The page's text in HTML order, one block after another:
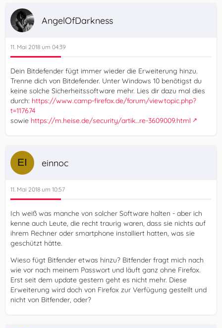
AngelOfDarkness
11. Mai 2018 um 04:39
Dein Bitdefender fügt immer wieder die Erweiterung hinzu.
Trenne dich von Bitdefender. Unter Windows 10 benötigst du
keine solche Sicherheitssoftware mehr. Lies dir dazu mal dies
durch: https://www.camp-firefox.de/forum/viewtopic.php?
t=117674
sowie https://m.heise.de/security/artik…re-3609009.html
einnoc
11. Mai 2018 um 10:57
Ich weiß was manche von solcher Software halten - aber ich
kenne auch Leute, die recht traurig waren, dass sie nichts auf
ihrem Rechner oder smartphone installiert hatten, was sie
geschützt hätte.
Wieso fügt Bitfender etwas hinzu? Bitfender fragt mich nach
wie vor nach meinem Passwort und läuft ganz ohne Firefox.
Erst seit dem update gestern geht es nicht mehr. Diese
Erweiterung wird doch von Firefox zur Verfügung gestellt und
nicht von Bitfender, oder?